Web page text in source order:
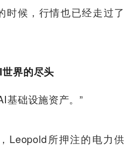
时候，行情也已经走过了
界的尽头
基础设施资产。”
Leopold所押注的电力供